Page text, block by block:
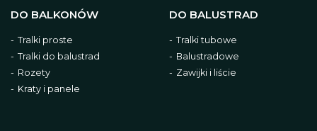
DO BALKONÓW
Tralki proste
Tralki do balustrad
Rozety
Kraty i panele
DO BALUSTRAD
Tralki tubowe
Balustradowe
Zawijki i liście